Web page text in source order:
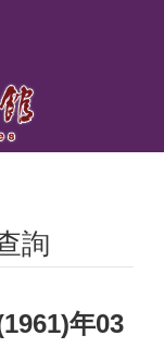
詢
年03